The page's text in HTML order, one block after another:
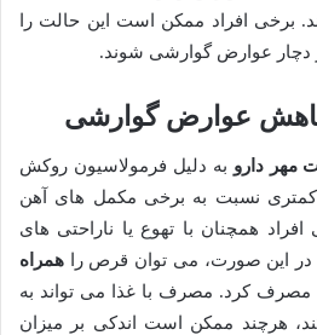
برخی افراد ممکن است این حالت را
دچار عوارض گوارشی شوند.
کاهش عوارض گوارشی
مهر دارو به دلیل فرمولاسیون روکش
نسبت به برخی مکمل های آهن
همچنان با تهوع یا ناراحتی های
این صورت، می توان قرص را همراه
مصرف کرد. مصرف با غذا می تواند به
هرچند ممکن است اندکی بر میزان